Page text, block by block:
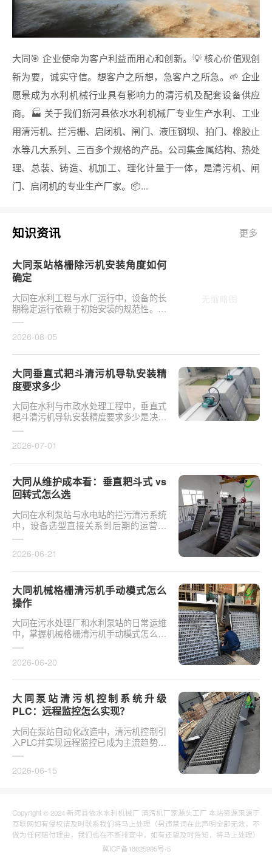
大同🎯 企业使命为客户利益而用心和创新。💡 核心价值观创
新为要，诚实守信。想客户之所想，急客户之所急。🌱 企业
愿景成为水利机械行业具有影响力的清污机及配套设备供应
商。🏭 关于我们新河县依水水利机械厂专业生产水利、工业
用清污机、拦污栅、启闭机、闸门、液压钢坝、拍门、橡胶止
水等几大系列、三百多个规格的产品。公司集金属结构、热处
理、总装、铸造、机加工、理化计量于一体，是清污机、闸
门、启闭机的专业生产厂家。📦...
知识资讯 更多
大同泵站格栅除污机安装角度如何
确定
大同在水利工程与水厂运行中，设备的长
期稳定运行依赖于初始安装的规范性。对
于泵站核心拦污设备而言，其倾斜度直接
2026-08-05
大同垂直式耙斗清污机导轨安装精
度要求多少
大同在水利与市政水处理工程中，垂直式
耙斗清污机导轨安装精度要求多少是决定
设备运行平稳性的核心**。导轨作为耙斗
2026-07-01
大同从维护成本看：垂直耙斗式 vs
回转式怎么选
大同在水利泵站与水电站的拦污清污系统
中，设备选型直接关系到后期的运营开
支。探讨从维护成本看：垂直耙斗式 vs
2026-06-21
大同机械格栅清污机手动模式怎么
操作
大同在污水处理厂和水利泵站的日常运维
中，掌握机械格栅清污机手动模式怎么操
作是保障设备稳定运行的基础环节。以某
2026-06-20
大同泵站清污机控制系统升级
PLC：远程监控怎么实现？
大同在泵站自动化改造中，清污机控制引
入PLC并实现远程监控已成为主流趋势。
传统清污机多采用继电器硬接线，无法实
2026-06-15
Copyright © 2024 新河县依水水利机械厂 清污机厂家源头工厂 本站资源来源于
互联网如有侵权请及时联系我们将马上处理（另违禁词在此声明全部无效，不
做为任何赔付理由，我们也在不断排查中，如有还望及时告知，将马上处理）
冀ICP备18025995号-5